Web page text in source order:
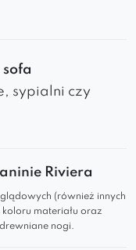
sypialni czy
i subtelny
zapewniają
Riviera
(również innych
materiału oraz
nogi.